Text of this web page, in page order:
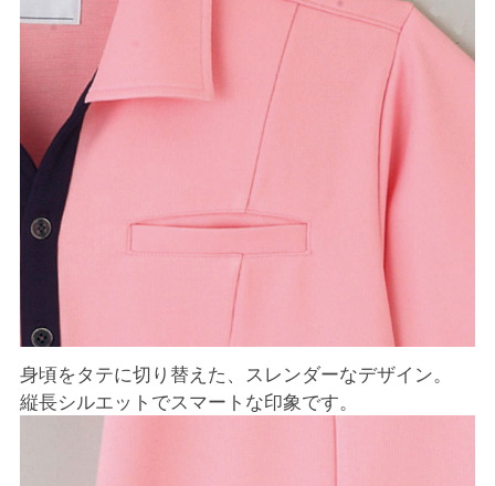
身頃をタテに切り替えた、スレンダーなデザイン。
縦長シルエットでスマートな印象です。